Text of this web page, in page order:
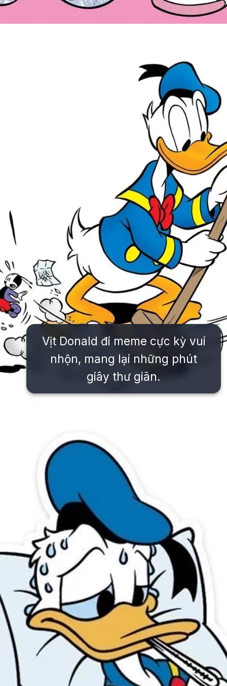
Vịt Donald đi meme cực kỳ vui
nhộn, mang lại những phút
giây thư giãn.
https://issiloo.edu.vn/vit-donald-meme